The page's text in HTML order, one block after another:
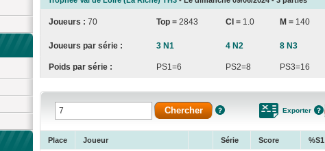
Joueurs : 70 Top = 2843 CI = 1.0 M = 140
Joueurs par série : 3 N1 4 N2 8 N3
Poids par série : PS1=6 PS2=8 PS3=16
Exporter
Place Joueur Série Score %S1